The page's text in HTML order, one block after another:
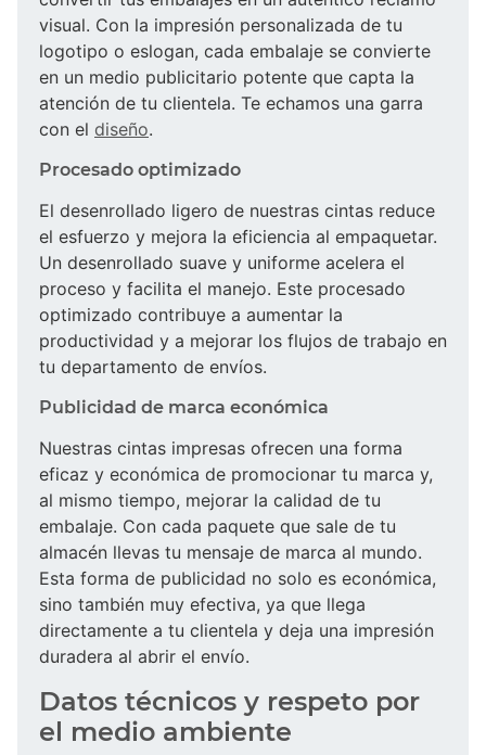
visual. Con la impresión personalizada de tu
logotipo o eslogan, cada embalaje se convierte
en un medio publicitario potente que capta la
atención de tu clientela. Te echamos una garra
con el diseño.
Procesado optimizado
El desenrollado ligero de nuestras cintas reduce
el esfuerzo y mejora la eficiencia al empaquetar.
Un desenrollado suave y uniforme acelera el
proceso y facilita el manejo. Este procesado
optimizado contribuye a aumentar la
productividad y a mejorar los flujos de trabajo en
tu departamento de envíos.
Publicidad de marca económica
Nuestras cintas impresas ofrecen una forma
eficaz y económica de promocionar tu marca y,
al mismo tiempo, mejorar la calidad de tu
embalaje. Con cada paquete que sale de tu
almacén llevas tu mensaje de marca al mundo.
Esta forma de publicidad no solo es económica,
sino también muy efectiva, ya que llega
directamente a tu clientela y deja una impresión
duradera al abrir el envío.
Datos técnicos y respeto por
el medio ambiente